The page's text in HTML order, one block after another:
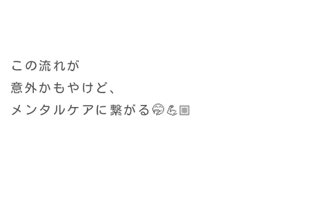
この流れが
意外かもやけど、
メンタルケアに繋がる🤭💪🏼